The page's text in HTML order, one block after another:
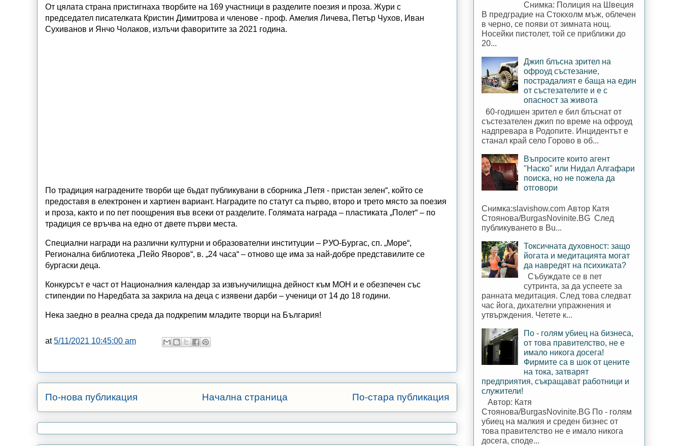
От цялата страна пристигнаха творбите на 169 участници в разделите поезия и проза. Жури с
председател писателката Кристин Димитрова и членове - проф. Амелия Личева, Петър Чухов, Иван
Сухиванов и Янчо Чолаков, излъчи фаворитите за 2021 година.
По традиция наградените творби ще бъдат публикувани в сборника „Петя - пристан зелен“, който се
предоставя в електронен и хартиен вариант. Наградите по статут са първо, второ и трето място за поезия
и проза, както и по пет поощрения във всеки от разделите. Голямата награда – пластиката „Полет“ – по
традиция се връчва на едно от двете първи места.
Специални награди на различни културни и образователни институции – РУО-Бургас, сп. „Море“,
Регионална библиотека „Пейо Яворов“, в. „24 часа“ – отново ще има за най-добре представилите се
бургаски деца.
Конкурсът е част от Националния календар за извънучилищна дейност към МОН и е обезпечен със
стипендии по Наредбата за закрила на деца с изявени дарби – ученици от 14 до 18 години.
Нека заедно в реална среда да подкрепим младите творци на България!
at5/11/2021 10:45:00 am
По-нова публикация По-стара публикация
Начална страница
Снимка: Полиция на Швеция
В предградие на Стокхолм мъж, облечен
в черно, се появи от зимната нощ.
Носейки пистолет, той се приближи до
20...
Джип блъсна зрител на
офроуд състезание,
пострадалият е баща на един
от състезателите и е с
опасност за живота
60-годишен зрител е бил блъснат от
състезателен джип по време на офроуд
надпревара в Родопите. Инцидентът е
станал край село Горово в об...
Въпросите които агент
"Наско" или Нидал Алгафари
поиска, но не пожела да
отговори
Снимка:slavishow.com Автор Катя
Стоянова/BurgasNovinite.BG След
публикуването в Bu...
Токсичната духовност: защо
йогата и медитацията могат
да навредят на психиката?
Събуждате се в пет
сутринта, за да успеете за
ранната медитация. След това следват
час йога, дихателни упражнения и
утвърждения. Четете к...
По - голям убиец на бизнеса,
от това правителство, не е
имало никога досега!
Фирмите са в шок от цените
на тока, затварят
предприятия, съкращават работници и
служители!
Автор: Катя
Стоянова/BurgasNovinite.BG По - голям
убиец на малкия и среден бизнес от
това правителство не е имало никога
досега, споде...